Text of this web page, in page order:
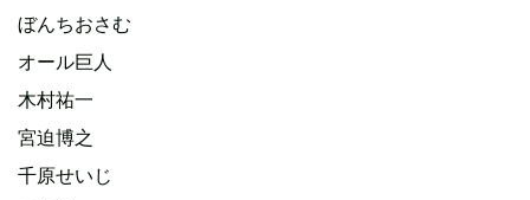
ぼんちおさむ
オール巨人
木村祐一
宮迫博之
千原せいじ